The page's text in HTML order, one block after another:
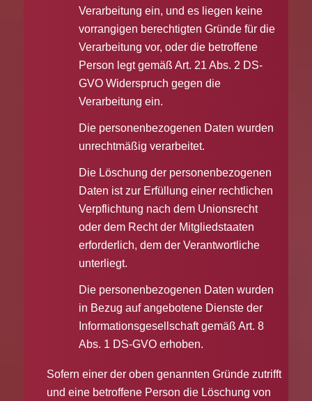
Verarbeitung ein, und es liegen keine
vorrangigen berechtigten Gründe für die
Verarbeitung vor, oder die betroffene
Person legt gemäß Art. 21 Abs. 2 DS-
GVO Widerspruch gegen die
Verarbeitung ein.
Die personenbezogenen Daten wurden
unrechtmäßig verarbeitet.
Die Löschung der personenbezogenen
Daten ist zur Erfüllung einer rechtlichen
Verpflichtung nach dem Unionsrecht
oder dem Recht der Mitgliedstaaten
erforderlich, dem der Verantwortliche
unterliegt.
Die personenbezogenen Daten wurden
in Bezug auf angebotene Dienste der
Informationsgesellschaft gemäß Art. 8
Abs. 1 DS-GVO erhoben.
Sofern einer der oben genannten Gründe zutrifft
und eine betroffene Person die Löschung von